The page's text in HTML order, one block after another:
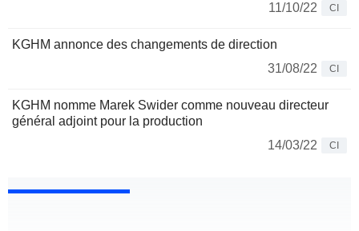
11/10/22
CI
KGHM annonce des changements de direction
31/08/22
CI
KGHM nomme Marek Swider comme nouveau directeur
général adjoint pour la production
14/03/22
CI